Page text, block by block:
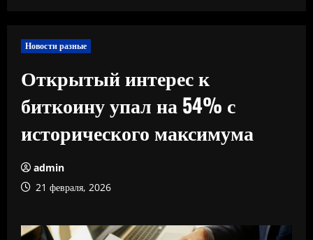
Новости разные
Открытый интерес к
биткоину упал на 54% с
исторического максимума
admin
21 февраля, 2026